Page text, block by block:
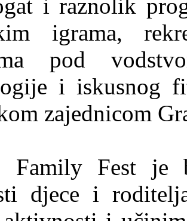
i raznolik
igrama,
pod
i iskusnog
zajednicom
Family Fest
djece i